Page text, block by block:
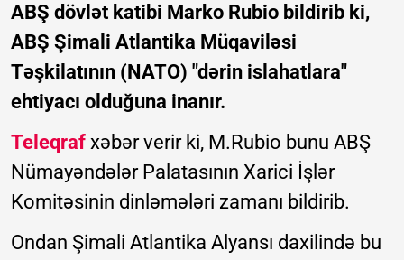
ABŞ dövlət katibi Marko Rubio bildirib ki,
ABŞ Şimali Atlantika Müqaviləsi
Təşkilatının (NATO) "dərin islahatlara"
ehtiyacı olduğuna inanır.
Teleqraf xəbər verir ki, M.Rubio bunu ABŞ
Nümayəndələr Palatasının Xarici İşlər
Komitəsinin dinləmələri zamanı bildirib.
Ondan Şimali Atlantika Alyansı daxilində bu